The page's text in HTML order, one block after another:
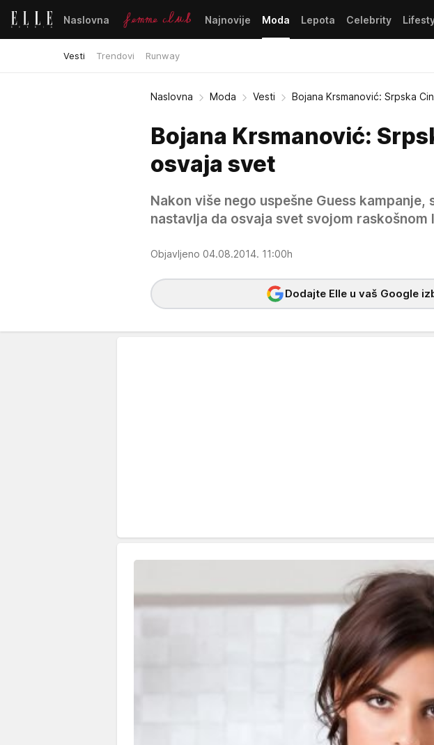
Naslovna Najnovije Moda
Vesti Trendovi Runway
Lepota Celebrity
Naslovna Moda Vesti Bojana Krsmanović: Srpska
Bojana Krsmanović:
osvaja svet
Nakon više nego uspešne Guess kampanje,
nastavlja da osvaja svet svojom raskošnom
Objavljeno 04.08.2014. 11:00h
Dodajte Elle u vaš Google